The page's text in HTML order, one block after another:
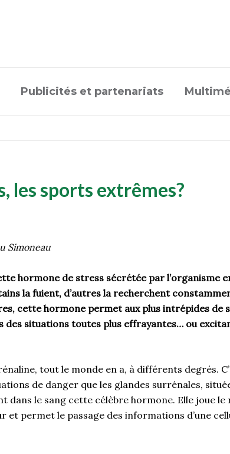
Publicités et partenariats
les sports extrêmes?
Simoneau
hormone de stress sécrétée par l’organisme
la fuient, d’autres la recherchent
cette hormone permet aux plus intrépides de
situations toutes plus effrayantes… ou
tout le monde en a, à différents degrés.
de danger que les glandes surrénales,
dans le sang cette célèbre hormone. Elle joue le
permet le passage des informations d’une